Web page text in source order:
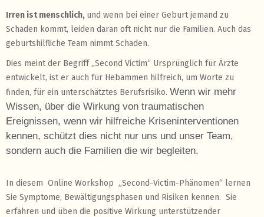
Irren ist menschlich, und wenn bei einer Geburt jemand zu
Schaden kommt, leiden daran oft nicht nur die Familien. Auch das
geburtshilfliche Team nimmt Schaden.
Dies meint der Begriff „Second Victim“ Ursprünglich für Ärzte
entwickelt, ist er auch für Hebammen hilfreich, um Worte zu
finden, für ein unterschätztes Berufsrisiko. Wenn wir mehr
Wissen, über die Wirkung von traumatischen
Ereignissen, wenn wir hilfreiche Kriseninterventionen
kennen, schützt dies nicht nur uns und unser Team,
sondern auch die Familien die wir begleiten.
In diesem Online Workshop „Second-Victim-Phänomen“ lernen
Sie Symptome, Bewältigungsphasen und Risiken kennen. Sie
erfahren und üben die positive Wirkung unterstützender